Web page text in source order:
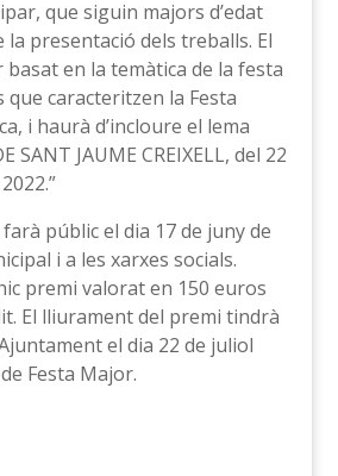
que siguin majors d’edat
la presentació dels treballs. El
basat en la temàtica de la festa
que caracteritzen la Festa
i haurà d’incloure el lema
SANT JAUME CREIXELL, del 22
públic el dia 17 de juny de
i a les xarxes socials.
premi valorat en 150 euros
El lliurament del premi tindrà
el dia 22 de juliol
Festa Major.